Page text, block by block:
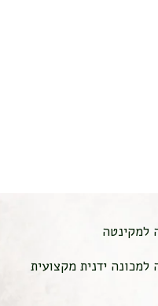
למקינטה
למכונה ידנית מקצועית